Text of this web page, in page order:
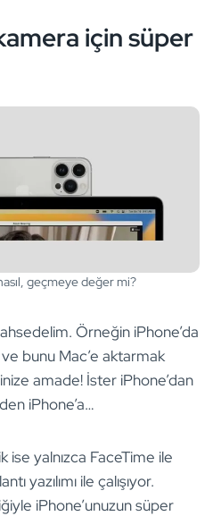
için süper
geçmeye değer mi?
Örneğin iPhone’da
bunu Mac’e aktarmak
amade! İster iPhone’dan
iPhone’a…
ise yalnızca FaceTime ile
yazılımı ile çalışıyor.
iPhone’unuzun süper